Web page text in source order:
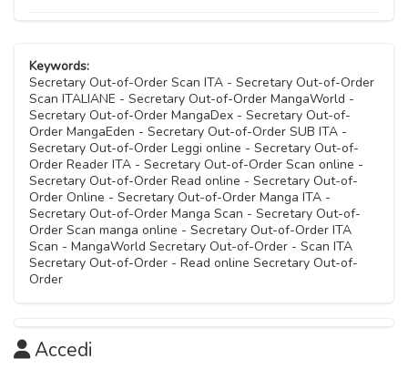
Keywords:
Secretary Out-of-Order Scan ITA - Secretary Out-of-Order
Scan ITALIANE - Secretary Out-of-Order MangaWorld -
Secretary Out-of-Order MangaDex - Secretary Out-of-
Order MangaEden - Secretary Out-of-Order SUB ITA -
Secretary Out-of-Order Leggi online - Secretary Out-of-
Order Reader ITA - Secretary Out-of-Order Scan online -
Secretary Out-of-Order Read online - Secretary Out-of-
Order Online - Secretary Out-of-Order Manga ITA -
Secretary Out-of-Order Manga Scan - Secretary Out-of-
Order Scan manga online - Secretary Out-of-Order ITA
Scan - MangaWorld Secretary Out-of-Order - Scan ITA
Secretary Out-of-Order - Read online Secretary Out-of-
Order
Accedi